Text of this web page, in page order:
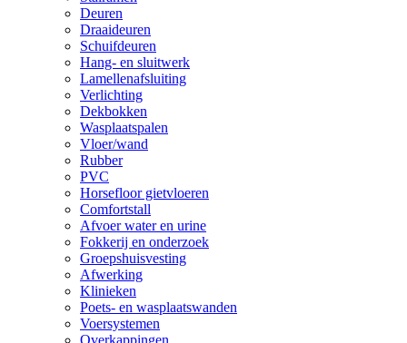
Deuren
Draaideuren
Schuifdeuren
Hang- en sluitwerk
Lamellenafsluiting
Verlichting
Dekbokken
Wasplaatspalen
Vloer/wand
Rubber
PVC
Horsefloor gietvloeren
Comfortstall
Afvoer water en urine
Fokkerij en onderzoek
Groepshuisvesting
Afwerking
Klinieken
Poets- en wasplaatswanden
Voersystemen
Overkappingen